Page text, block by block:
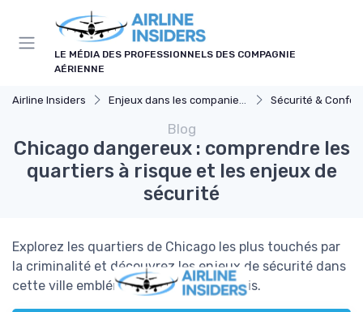
LE MÉDIA DES PROFESSIONNELS DES COMPAGNIE
AÉRIENNE
Airline Insiders Enjeux dans les companies d'aviation Sécurité &
Blog
Chicago dangereux : comprendre les
quartiers à risque et les enjeux de
sécurité
Explorez les quartiers de Chicago les plus touchés par
la criminalité et découvrez les enjeux de sécurité dans
cette ville emblématique des États-Unis.
Panneau de gestion des cookies